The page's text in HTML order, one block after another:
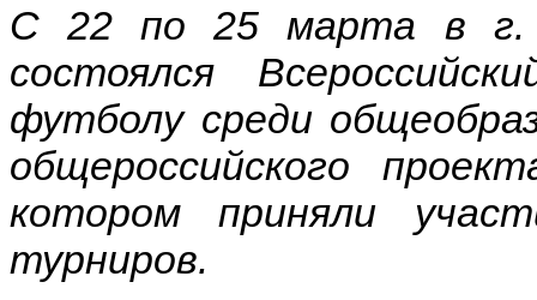
С 22 по 25 марта в г.
состоялся
футболу среди
общероссийского
котором приняли
турниров.